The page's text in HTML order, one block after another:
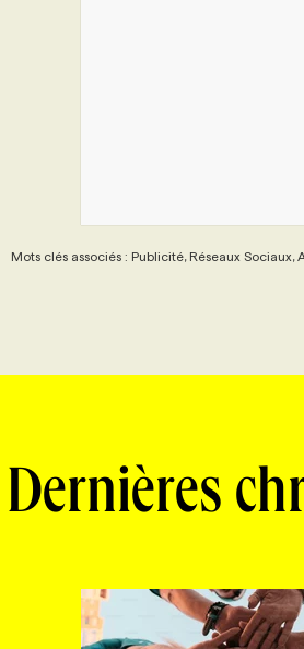
Mots clés associés : Publicité, Réseaux
Dernières